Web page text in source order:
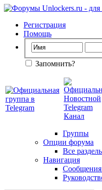
Регистрация
Помощь
Запомнить?
Группы
Опции форума
Все
Навигация
Сообщения